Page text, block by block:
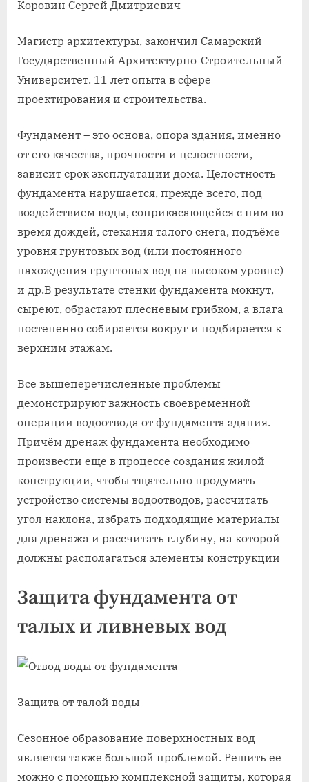
Коровин Сергей Дмитриевич
Магистр архитектуры, закончил Самарский
Государственный Архитектурно-Строительный
Университет. 11 лет опыта в сфере
проектирования и строительства.
Фундамент – это основа, опора здания, именно
от его качества, прочности и целостности,
зависит срок эксплуатации дома. Целостность
фундамента нарушается, прежде всего, под
воздействием воды, соприкасающейся с ним во
время дождей, стекания талого снега, подъёме
уровня грунтовых вод (или постоянного
нахождения грунтовых вод на высоком уровне)
и др.В результате стенки фундамента мокнут,
сыреют, обрастают плесневым грибком, а влага
постепенно собирается вокруг и подбирается к
верхним этажам.
Все вышеперечисленные проблемы
демонстрируют важность своевременной
операции водоотвода от фундамента здания.
Причём дренаж фундамента необходимо
произвести еще в процессе создания жилой
конструкции, чтобы тщательно продумать
устройство системы водоотводов, рассчитать
угол наклона, избрать подходящие материалы
для дренажа и рассчитать глубину, на которой
должны располагаться элементы конструкции
Защита фундамента от
талых и ливневых вод
Защита от талой воды
Сезонное образование поверхностных вод
является также большой проблемой. Решить ее
можно с помощью комплексной защиты, которая